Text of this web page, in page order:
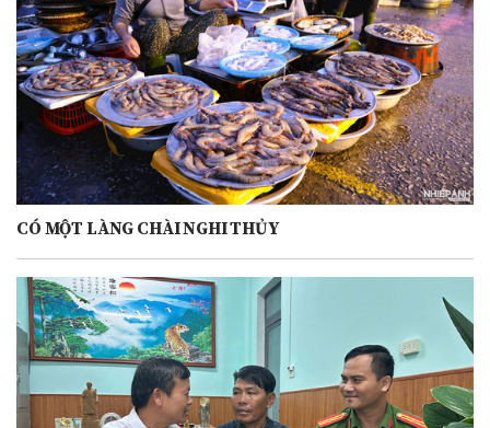
CÓ MỘT LÀNG CHÀI NGHI THỦY